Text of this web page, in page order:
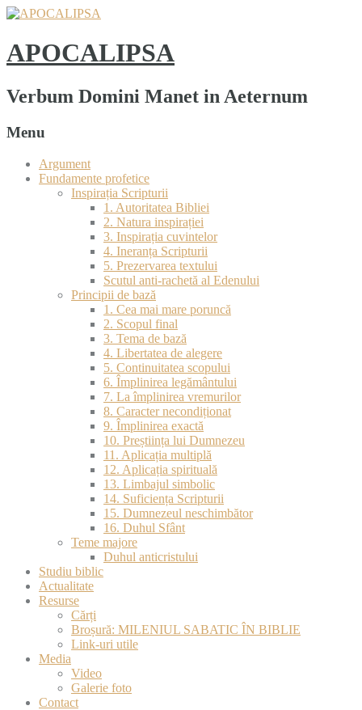
APOCALIPSA
Verbum Domini Manet in Aeternum
Menu
Argument
Fundamente profetice
Inspirația Scripturii
1. Autoritatea Bibliei
2. Natura inspirației
3. Inspirația cuvintelor
4. Ineranța Scripturii
5. Prezervarea textului
Scutul anti-rachetă al Edenului
Principii de bază
1. Cea mai mare poruncă
2. Scopul final
3. Tema de bază
4. Libertatea de alegere
5. Continuitatea scopului
6. Împlinirea legământului
7. La împlinirea vremurilor
8. Caracter necondiționat
9. Împlinirea exactă
10. Preștiința lui Dumnezeu
11. Aplicația multiplă
12. Aplicația spirituală
13. Limbajul simbolic
14. Suficiența Scripturii
15. Dumnezeul neschimbător
16. Duhul Sfânt
Teme majore
Duhul anticristului
Studiu biblic
Actualitate
Resurse
Cărți
Broșură: MILENIUL SABATIC ÎN BIBLIE
Link-uri utile
Media
Video
Galerie foto
Contact